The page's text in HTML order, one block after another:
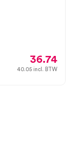
36.74
40.05 incl. BTW